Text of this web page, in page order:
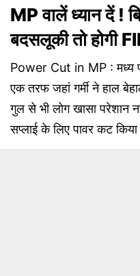
MP वालें ध्यान दें !
बदसलूकी तो होगी
Power Cut in MP :
एक तरफ जहां गर्मी ने हाल
गुल से भी लोग खासा परेशान
सप्लाई के लिए पावर कट किया